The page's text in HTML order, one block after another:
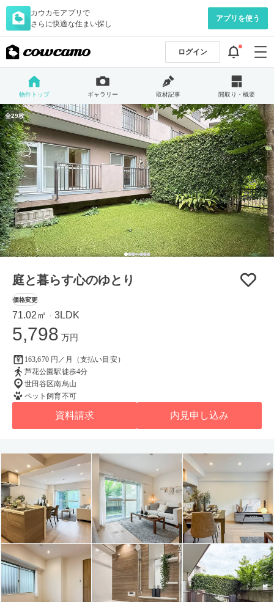
カウカモアプリで
さらに快適な住まい探し
アプリを使う
ログイン
物件トップ ギャラリー 取材記事 間取り・概要
全29枚
庭と暮らす心のゆとり
価格変更
71.02㎡ ・ 3LDK
5,798 万円
163,670 円／月（支払い目安）
芦花公園駅徒歩4分
世田谷区南烏山
ペット飼育不可
資料請求 内見申し込み